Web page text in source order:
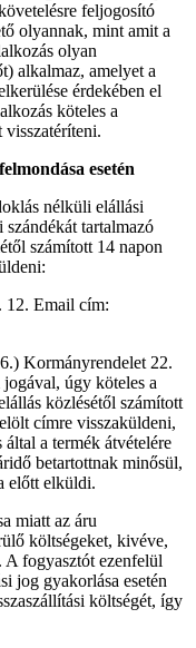
feljogosító
olyannak, mint amit a
olyan
alkalmaz, amelyet a
érdekében el
köteles a
visszatéríteni.
esetén
nélküli elállási
szándékát tartalmazó
számított 14 napon
12. Email cím:
Kormányrendelet 22.
úgy köteles a
közlésétől számított
címre visszaküldeni,
a termék átvételére
betartottnak minősül,
előtt elküldi.
miatt az áru
költségeket, kivéve,
A fogyasztót ezenfelül
jog gyakorlása esetén
költségét, így